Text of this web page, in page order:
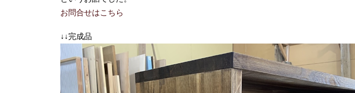
お問合せはこちら
↓↓完成品